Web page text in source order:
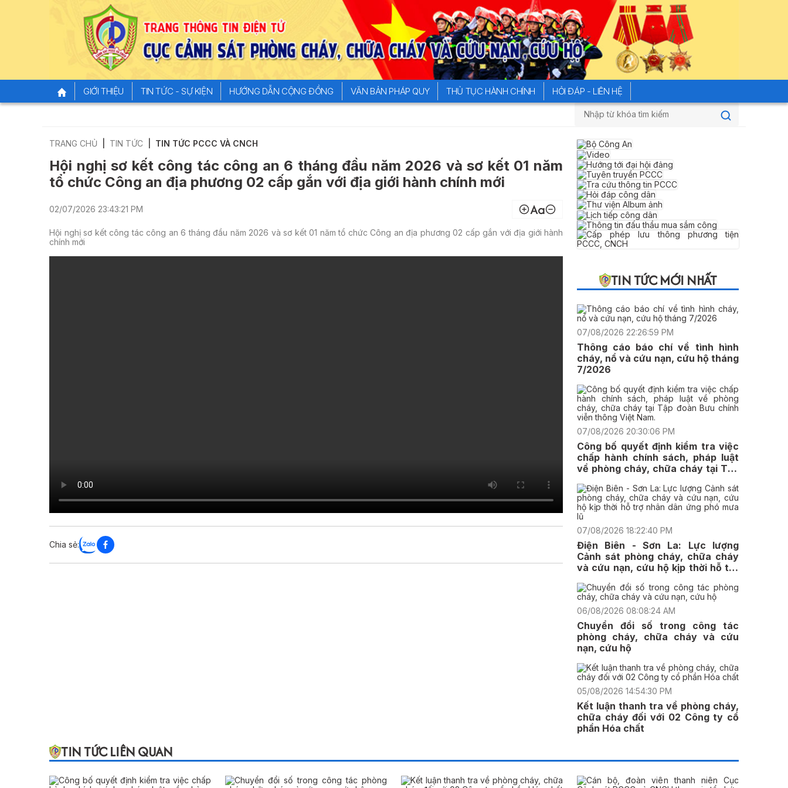
GIỚI THIỆU TIN TỨC - SỰ KIỆN HƯỚNG DẪN CỘNG ĐỒNG VĂN BẢN PHÁP QUY THỦ TỤC HÀNH CHÍNH HỎI ĐÁP - LIÊN HỆ
Đường dây nóng của Bộ Công an
TRANG CHỦ TIN TỨC TIN TỨC PCCC VÀ CNCH
Hội nghị sơ kết công tác công an 6 tháng đầu năm 2026 và sơ kết 01 năm
tổ chức Công an địa phương 02 cấp gắn với địa giới hành chính mới
02/07/2026 23:43:21 PM
Hội nghị sơ kết công tác công an 6 tháng đầu năm 2026 và sơ kết 01 năm tổ chức Công an địa phương 02 cấp gắn với địa giới hành
chính mới
Chia sẻ:
TIN TỨC MỚI NHẤT
07/08/2026 22:26:59 PM
Thông cáo báo chí về tình hình
cháy, nổ và cứu nạn, cứu hộ tháng
7/2026
07/08/2026 20:30:06 PM
Công bố quyết định kiểm tra việc
chấp hành chính sách, pháp luật
về phòng cháy, chữa cháy tại Tập
Nam.
07/08/2026 18:22:40 PM
Điện Biên - Sơn La: Lực lượng
Cảnh sát phòng cháy, chữa cháy
và cứu nạn, cứu hộ kịp thời hỗ trợ
06/08/2026 08:08:24 AM
Chuyển đổi số trong công tác
phòng cháy, chữa cháy và cứu
nạn, cứu hộ
05/08/2026 14:54:30 PM
Kết luận thanh tra về phòng cháy,
chữa cháy đối với 02 Công ty cổ
phần Hóa chất
TIN TỨC LIÊN QUAN